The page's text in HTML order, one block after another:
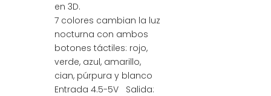
en 3D.
7 colores cambian la luz
nocturna con ambos
botones táctiles: rojo,
verde, azul, amarillo,
cian, púrpura y blanco
Entrada 4.5-5V Salida: